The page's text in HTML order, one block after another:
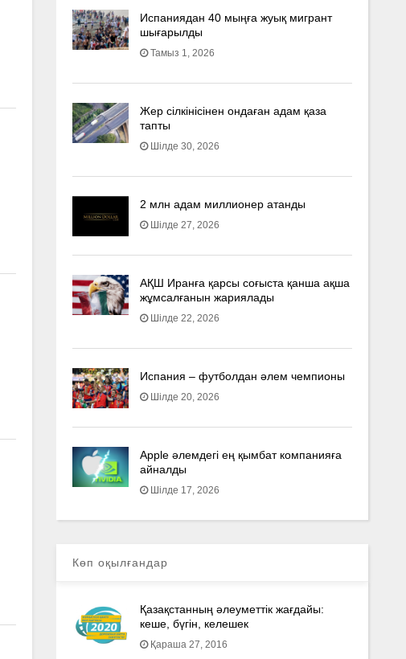
Испаниядан 40 мыңға жуық мигрант
шығарылды
Тамыз 1, 2026
Жер сілкінісінен ондаған адам қаза
тапты
Шілде 30, 2026
2 млн адам миллионер атанды
Шілде 27, 2026
АҚШ Иранға қарсы соғыста қанша ақша
жұмсалғанын жариялады
Шілде 22, 2026
Испания – футболдан әлем чемпионы
Шілде 20, 2026
Apple әлемдегі ең қымбат компанияға
айналды
Шілде 17, 2026
Көп оқылғандар
Қазақстанның әлеуметтік жағдайы:
кеше, бүгін, келешек
Қараша 27, 2016